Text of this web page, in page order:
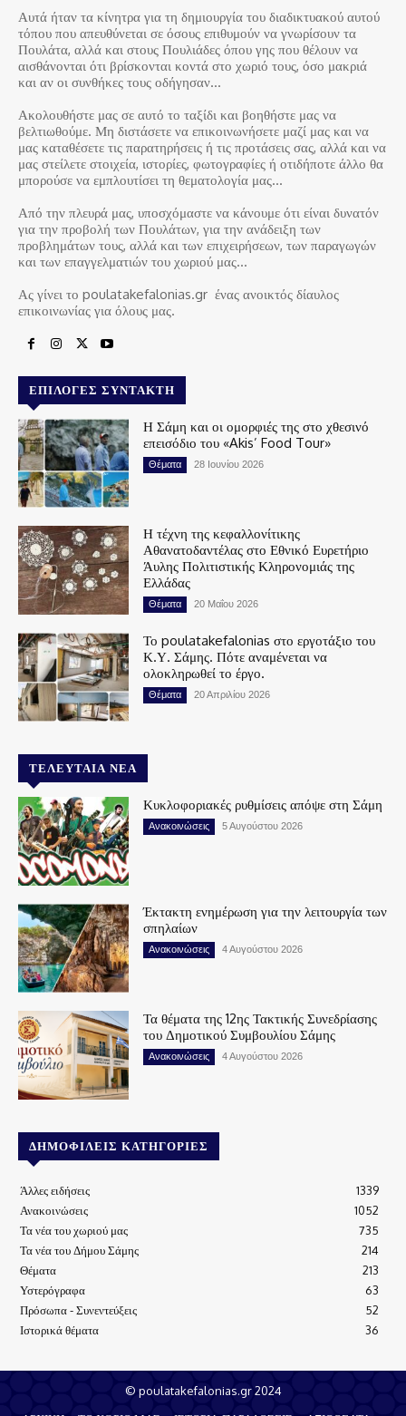
Αυτά ήταν τα κίνητρα για τη δημιουργία του διαδικτυακού αυτού
τόπου που απευθύνεται σε όσους επιθυμούν να γνωρίσουν τα
Πουλάτα, αλλά και στους Πουλιάδες όπου γης που θέλουν να
αισθάνονται ότι βρίσκονται κοντά στο χωριό τους, όσο μακριά
και αν οι συνθήκες τους οδήγησαν…
Ακολουθήστε μας σε αυτό το ταξίδι και βοηθήστε μας να
βελτιωθούμε. Μη διστάσετε να επικοινωνήσετε μαζί μας και να
μας καταθέσετε τις παρατηρήσεις ή τις προτάσεις σας, αλλά και να
μας στείλετε στοιχεία, ιστορίες, φωτογραφίες ή οτιδήποτε άλλο θα
μπορούσε να εμπλουτίσει τη θεματολογία μας…
Από την πλευρά μας, υποσχόμαστε να κάνουμε ότι είναι δυνατόν
για την προβολή των Πουλάτων, για την ανάδειξη των
προβλημάτων τους, αλλά και των επιχειρήσεων, των παραγωγών
και των επαγγελματιών του χωριού μας…
Ας γίνει το poulatakefalonias.gr ένας ανοικτός δίαυλος
επικοινωνίας για όλους μας.
ΕΠΙΛΟΓΈΣ ΣΥΝΤΆΚΤΗ
Η Σάμη και οι ομορφιές της στο χθεσινό
επεισόδιο του «Akis’ Food Tour»
Θέματα 28 Ιουνίου 2026
Η τέχνη της κεφαλλονίτικης
Αθανατοδαντέλας στο Εθνικό Ευρετήριο
Άυλης Πολιτιστικής Κληρονομιάς της
Ελλάδας
Θέματα 20 Μαΐου 2026
Το poulatakefalonias στο εργοτάξιο του
Κ.Υ. Σάμης. Πότε αναμένεται να
ολοκληρωθεί το έργο.
Θέματα 20 Απριλίου 2026
ΤΕΛΕΥΤΑΊΑ ΝΈΑ
Κυκλοφοριακές ρυθμίσεις απόψε στη Σάμη
Ανακοινώσεις 5 Αυγούστου 2026
Έκτακτη ενημέρωση για την λειτουργία των
σπηλαίων
Ανακοινώσεις 4 Αυγούστου 2026
Τα θέματα της 12ης Τακτικής Συνεδρίασης
του Δημοτικού Συμβουλίου Σάμης
Ανακοινώσεις 4 Αυγούστου 2026
ΔΗΜΟΦΙΛΕΊΣ ΚΑΤΗΓΟΡΊΕΣ
Άλλες ειδήσεις
1339
Ανακοινώσεις
1052
Τα νέα του χωριού μας
735
Τα νέα του Δήμου Σάμης
214
Θέματα
213
Υστερόγραφα
63
Πρόσωπα - Συνεντεύξεις
52
Ιστορικά θέματα
36
© poulatakefalonias.gr 2024